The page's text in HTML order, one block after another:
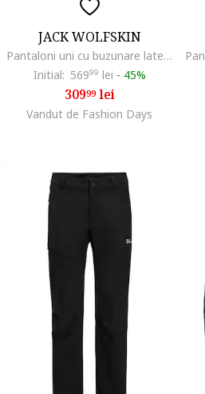
JACK WOLFSKIN
Pantaloni uni cu buzunare laterale, Negru
Initial: 56999 lei - 45%
30999lei
Vandut de Fashion Days